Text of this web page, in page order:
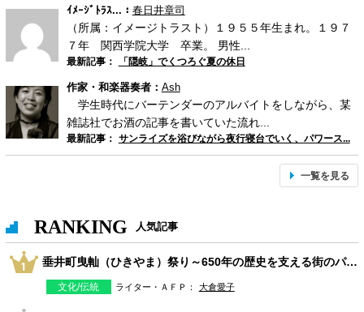
ｲﾒｰｼﾞﾄﾗｽ...： 春日井章司
（所属：イメージトラスト）１９５５年生まれ。１９７
７年 関西学院大学 卒業。 男性...
最新記事： 「隠岐」でくつろぐ夏の休日
作家・和楽器奏者： Ash
学生時代にバーテンダーのアルバイトをしながら、某
雑誌社でお酒の記事を書いていた流れ...
最新記事： サンライズを浴びながら夜行寝台でいく、パワース...
一覧を見る
RANKING 人気記事
垂井町曳軕（ひきやま）祭り～650年の歴史を支える街のパワー～
文化/伝統 ライター・ＡＦＰ： 大倉愛子